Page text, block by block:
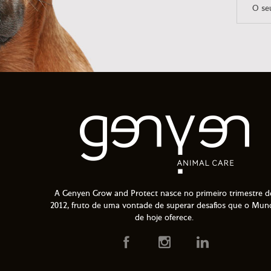
A Genyen Grow and Protect nasce no primeiro trimestre
2012, fruto de uma vontade de superar desafios que o
de hoje oferece.